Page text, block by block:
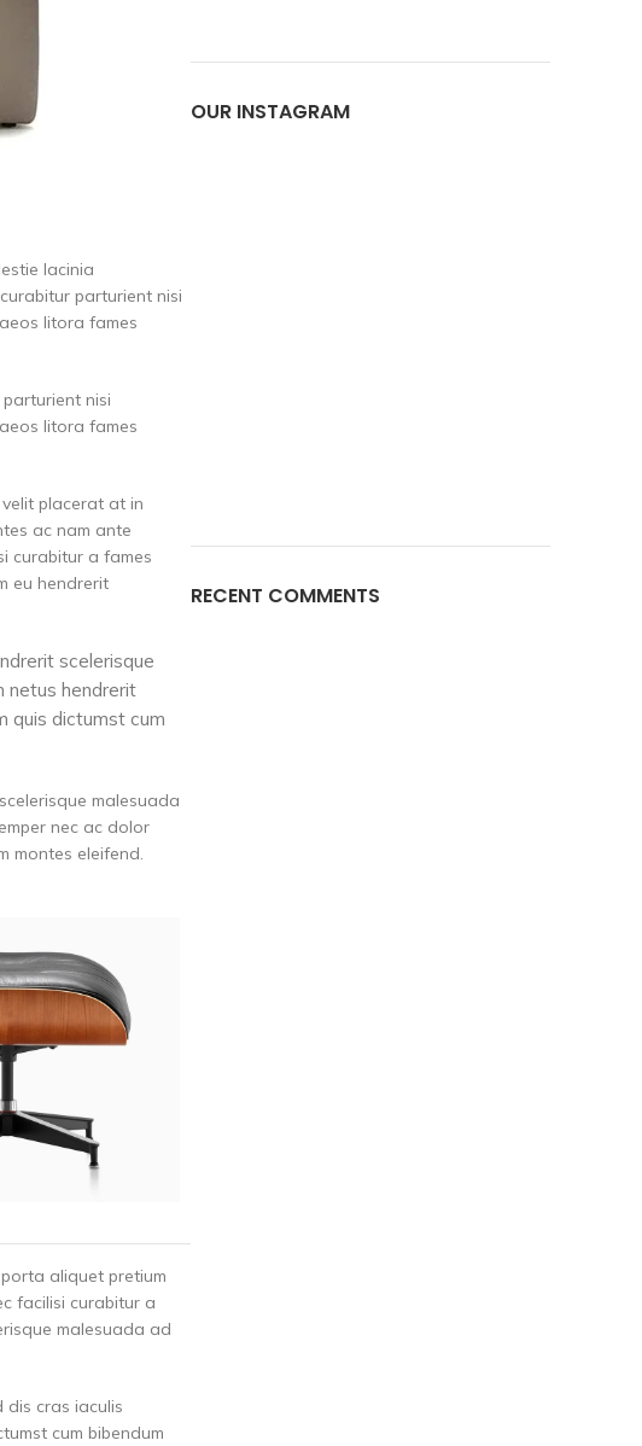
lacinia
parturient nisi
litora fames
nisi
litora fames
placerat at in
ac nam ante
curabitur a fames
eu hendrerit
scelerisque
netus hendrerit
quis dictumst cum
malesuada
nec ac dolor
montes eleifend.
aliquet pretium
facilisi curabitur a
malesuada ad
dis cras iaculis
cum bibendum
OUR INSTAGRAM
RECENT COMMENTS